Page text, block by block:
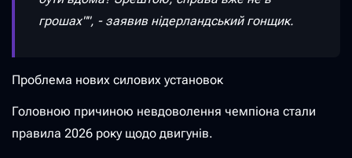
грошах"", - заявив нідерландський гонщик.
Проблема нових силових установок
Головною причиною невдоволення чемпіона стали
правила 2026 року щодо двигунів.